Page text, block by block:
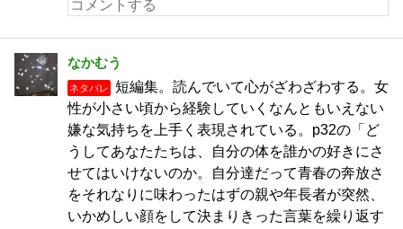
なかむう
ネタバレ
短編集。読んでいて心がざわざわする。女
性が小さい頃から経験していくなんともいえない
嫌な気持ちを上手く表現されている。p32の「ど
うしてあなたたちは、自分の体を誰かの好きにさ
せてはいけないのか。自分達だって青春の奔放さ
をそれなりに味わったはずの親や年長者が突然、
いかめしい顔をして決まりきった言葉を繰り返す